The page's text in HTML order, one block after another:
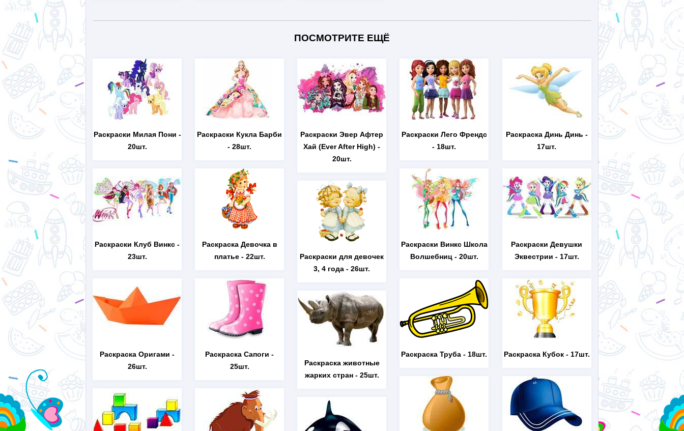
ПОСМОТРИТЕ ЕЩЁ
Раскраски Милая Пони -
20шт.
Раскраски Клуб Винкс -
23шт.
Раскраска Оригами -
26шт.
Раскраски Кукла Барби
- 28шт.
Раскраска Девочка в
платье- 22шт.
Раскраска Сапоги -
25шт.
Раскраски Эвер Афтер
Хай (Ever After High) -
20шт.
Раскраски для девочек
3, 4 года - 26шт.
Раскраска животные
жарких стран- 25шт.
Раскраски Лего Френдс
- 18шт.
Раскраски Винкс Школа
Волшебниц- 20шт.
Раскраска Труба - 18шт.
Раскраска Динь Динь -
17шт.
Раскраски Девушки
Эквестрии - 17шт.
Раскраска Кубок- 17шт.